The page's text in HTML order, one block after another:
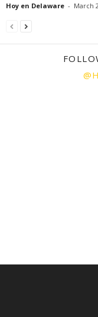
Hoy en Delaware - March